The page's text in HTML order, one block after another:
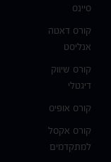
סיינס
קורס דאטה
אנליסט
קורס שיווק
דיגטלי
קורס אופיס
קורס אקסל
למתקדמים